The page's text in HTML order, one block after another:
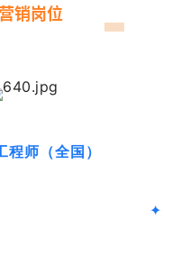
营销岗位
程师（全国）
✦